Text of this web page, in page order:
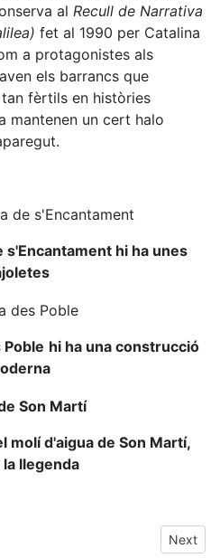
al Recull de Narrativa
fet al 1990 per Catalina
a protagonistes als
els barrancs que
fèrtils en històries
mantenen un cert halo
s'Encantament hi ha unes
Poble hi ha una construcció
molí d'aigua de Son Martí,
llegenda
Next
Next